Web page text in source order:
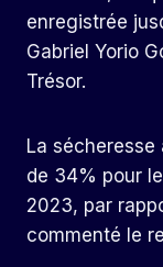
enregistrée
Gabriel Yorio
Trésor.
La
de 34% pour
2023, par
commenté le